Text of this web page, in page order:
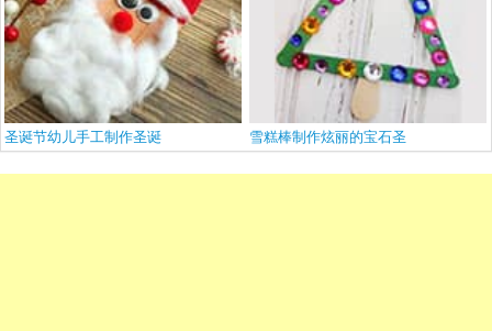
圣诞节幼儿手工制作圣诞 雪糕棒制作炫丽的宝石圣